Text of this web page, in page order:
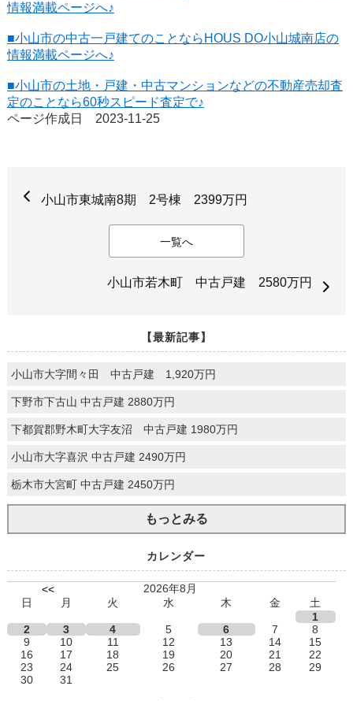
情報満載ページへ♪
■小山市の中古一戸建てのことならHOUS DO小山城南店の
情報満載ページへ♪
■小山市の土地・戸建・中古マンションなどの不動産売却査
定のことなら60秒スピード査定で♪
ページ作成日 2023-11-25
小山市東城南8期 2号棟 2399万円
一覧へ
小山市若木町 中古戸建 2580万円
【最新記事】
小山市大字間々田 中古戸建 1,920万円
下野市下古山 中古戸建 2880万円
下都賀郡野木町大字友沼 中古戸建 1980万円
小山市大字喜沢 中古戸建 2490万円
栃木市大宮町 中古戸建 2450万円
もっとみる
カレンダー
<<
2026年8月
日
月 火 水 木 金
土
1
2
3 4 5 6 7
8
9
10 11 12 13 14
15
16
17 18 19 20 21
22
23
24 25 26 27 28
29
30
31